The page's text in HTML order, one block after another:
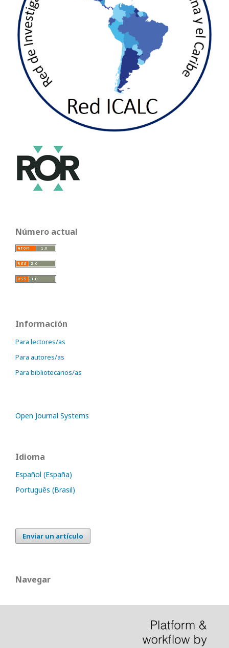
Número actual
Información
Para lectores/as
Para autores/as
Para bibliotecarios/as
Open Journal Systems
Idioma
Español (España)
Português (Brasil)
Enviar un artículo
Navegar